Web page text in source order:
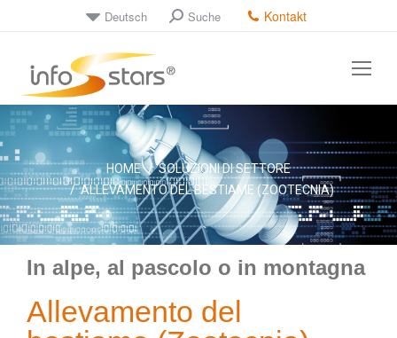
Deutsch Suche Kontakt
Tu sei qui: HOME
SOLUZIONI DI SETTORE
ALLEVAMENTO DEL BESTIAME (ZOOTECNIA)
In alpe, al pascolo o in montagna
Allevamento del